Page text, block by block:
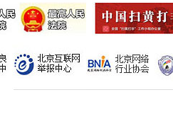
魏明亮